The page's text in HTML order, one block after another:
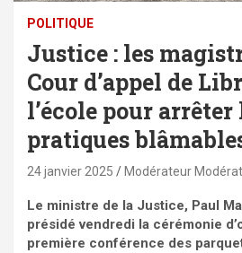
POLITIQUE
Justice : les
Cour d’appel de
l’école pour arrêter
pratiques
24 janvier 2025 Modérateur
Le ministre de la Justice, Paul
présidé vendredi la cérémonie
première conférence des